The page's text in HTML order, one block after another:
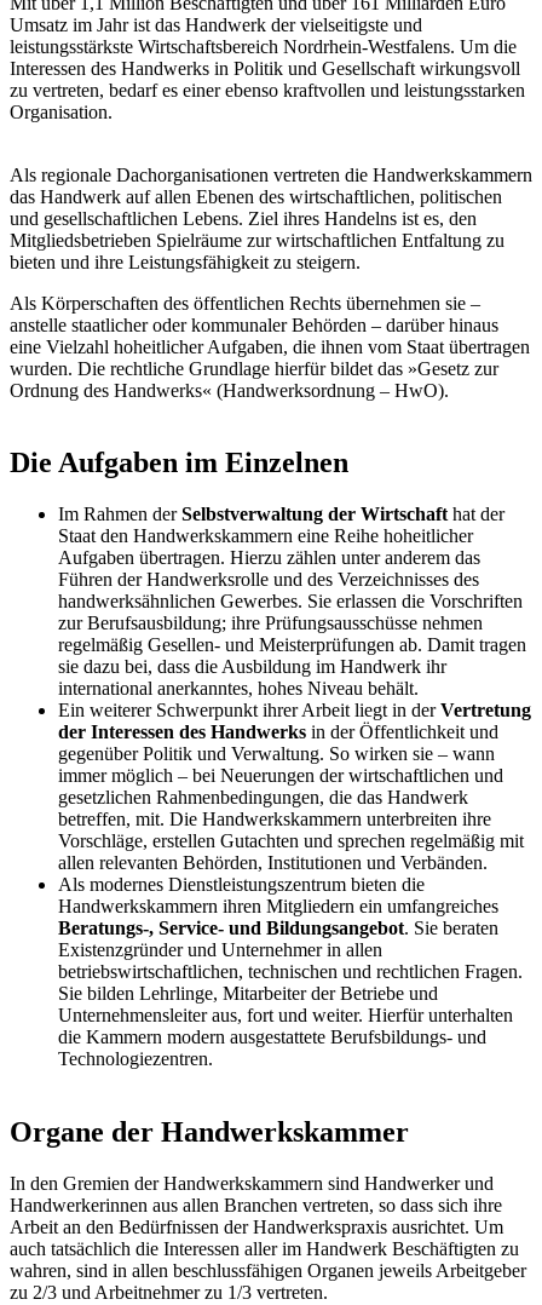
Umsatz im Jahr ist das Handwerk der vielseitigste und
leistungsstärkste Wirtschaftsbereich Nordrhein-Westfalens. Um die
Interessen des Handwerks in Politik und Gesellschaft wirkungsvoll
zu vertreten, bedarf es einer ebenso kraftvollen und leistungsstarken
Organisation.
Als regionale Dachorganisationen vertreten die Handwerkskammern
das Handwerk auf allen Ebenen des wirtschaftlichen, politischen
und gesellschaftlichen Lebens. Ziel ihres Handelns ist es, den
Mitgliedsbetrieben Spielräume zur wirtschaftlichen Entfaltung zu
bieten und ihre Leistungsfähigkeit zu steigern.
Als Körperschaften des öffentlichen Rechts übernehmen sie –
anstelle staatlicher oder kommunaler Behörden – darüber hinaus
eine Vielzahl hoheitlicher Aufgaben, die ihnen vom Staat übertragen
wurden. Die rechtliche Grundlage hierfür bildet das »Gesetz zur
Ordnung des Handwerks« (Handwerksordnung – HwO).
Die Aufgaben im Einzelnen
Im Rahmen derSelbstverwaltung der Wirtschaft hat der
Staat den Handwerkskammern eine Reihe hoheitlicher
Aufgaben übertragen. Hierzu zählen unter anderem das
Führen der Handwerksrolle und des Verzeichnisses des
handwerksähnlichen Gewerbes. Sie erlassen die Vorschriften
zur Berufsausbildung; ihre Prüfungsausschüsse nehmen
regelmäßig Gesellen- und Meisterprüfungen ab. Damit tragen
sie dazu bei, dass die Ausbildung im Handwerk ihr
international anerkanntes, hohes Niveau behält.
Ein weiterer Schwerpunkt ihrer Arbeit liegt in derVertretung
der Interessen des Handwerks in der Öffentlichkeit und
gegenüber Politik und Verwaltung. So wirken sie – wann
immer möglich – bei Neuerungen der wirtschaftlichen und
gesetzlichen Rahmenbedingungen, die das Handwerk
betreffen, mit. Die Handwerkskammern unterbreiten ihre
Vorschläge, erstellen Gutachten und sprechen regelmäßig mit
allen relevanten Behörden, Institutionen und Verbänden.
Als modernes Dienstleistungszentrum bieten die
Handwerkskammern ihren Mitgliedern ein umfangreiches
Beratungs-, Service- und Bildungsangebot. Sie beraten
Existenzgründer und Unternehmer in allen
betriebswirtschaftlichen, technischen und rechtlichen Fragen.
Sie bilden Lehrlinge, Mitarbeiter der Betriebe und
Unternehmensleiter aus, fort und weiter. Hierfür unterhalten
die Kammern modern ausgestattete Berufsbildungs- und
Technologiezentren.
Organe der Handwerkskammer
In den Gremien der Handwerkskammern sind Handwerker und
Handwerkerinnen aus allen Branchen vertreten, so dass sich ihre
Arbeit an den Bedürfnissen der Handwerkspraxis ausrichtet. Um
auch tatsächlich die Interessen aller im Handwerk Beschäftigten zu
wahren, sind in allen beschlussfähigen Organen jeweils Arbeitgeber
zu 2/3 und Arbeitnehmer zu 1/3 vertreten.